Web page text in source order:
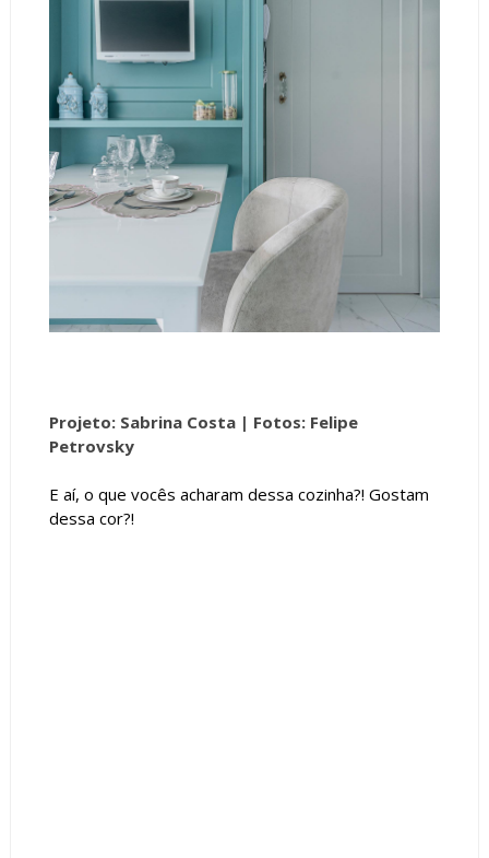
Projeto: Sabrina Costa | Fotos: Felipe
Petrovsky
E aí, o que vocês acharam dessa cozinha?! Gostam
dessa cor?!